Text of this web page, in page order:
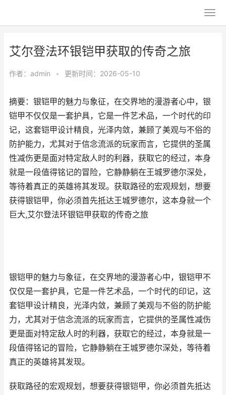
艾尔登法环银铠甲获取的传奇之旅
作者： admin • 更新时间：2026-05-10
摘要：银铠甲的魅力与象征，在交界地的漫游者心中，银
铠甲不仅仅是一套护具，它是一件艺术品，一个时代的印
记，这套铠甲设计精良，光泽内敛，兼顾了美观与不俗的
防护能力，尤其对于信念流派的玩家而言，它提供的圣属
性减伤更是面对特定敌人时的利器，获取它的经过，本身
就是一段值得铭记的冒险，它静静躺在王城罗德尔深处，
等待着真正的英雄将其发现。获取路径的宏观规划，想要
获得银铠甲，你必须首先抵达王城罗德尔，这本身就一个
巨大,艾尔登法环银铠甲获取的传奇之旅
银铠甲的魅力与象征，在交界地的漫游者心中，银铠甲不
仅仅是一套护具，它是一件艺术品，一个时代的印记，这
套铠甲设计精良，光泽内敛，兼顾了美观与不俗的防护能
力，尤其对于信念流派的玩家而言，它提供的圣属性减伤
更是面对特定敌人时的利器，获取它的经过，本身就是一
段值得铭记的冒险，它静静躺在王城罗德尔深处，等待着
真正的英雄将其发现。
获取路径的宏观规划，想要获得银铠甲，你必须首先抵达